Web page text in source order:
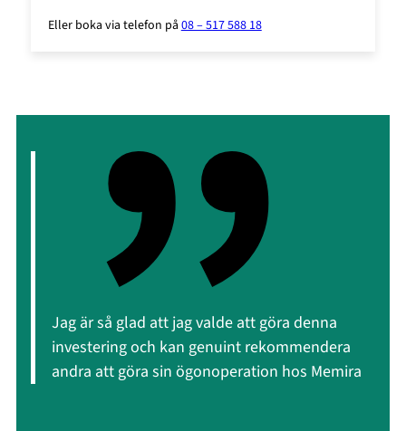
Eller boka via telefon på08 – 517 588 18
Jag är så glad att jag valde att göra denna
investering och kan genuint rekommendera
andra att göra sin ögonoperation hos Memira